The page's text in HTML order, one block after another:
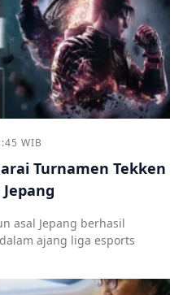
WIB
Turnamen Tekken
asal Jepang berhasil
ajang liga esports